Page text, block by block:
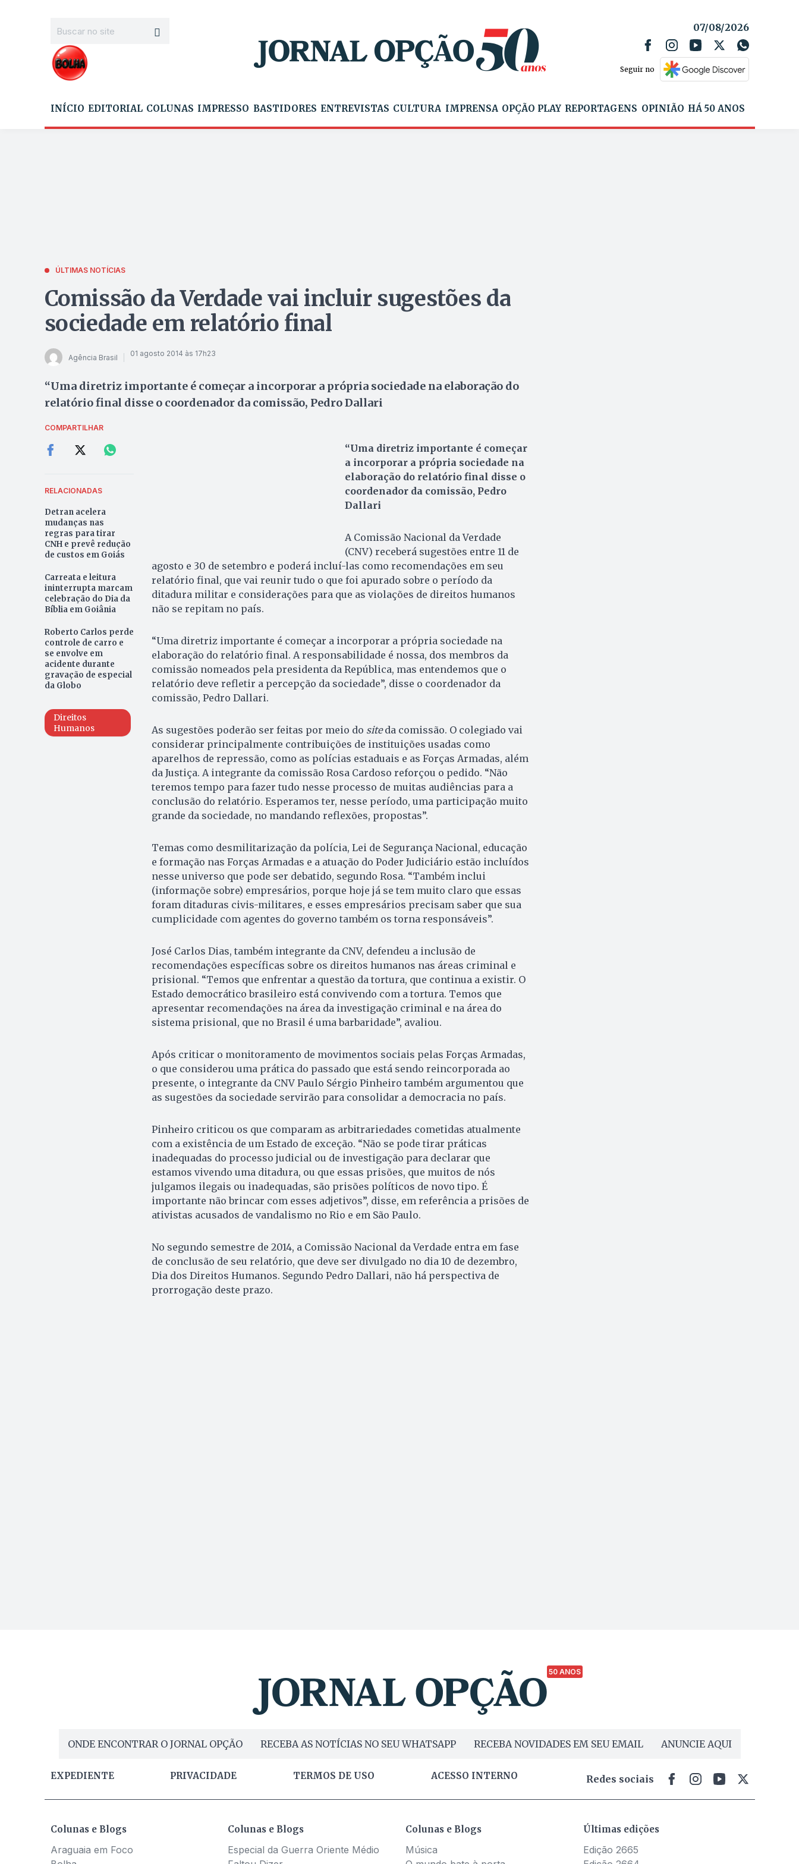
07/08/2026
Seguir no
INÍCIO EDITORIAL COLUNAS IMPRESSO BASTIDORES ENTREVISTAS CULTURA IMPRENSA OPÇÃO PLAY REPORTAGENS OPINIÃO HÁ 50 ANOS
ÚLTIMAS NOTÍCIAS
Comissão da Verdade vai incluir sugestões da
sociedade em relatório final
Agência Brasil 01 agosto 2014 às 17h23
“Uma diretriz importante é começar a incorporar a própria sociedade na elaboração do
relatório final disse o coordenador da comissão, Pedro Dallari
COMPARTILHAR
RELACIONADAS
Detran acelera
mudanças nas
regras para tirar
CNH e prevê redução
de custos em Goiás
Carreata e leitura
ininterrupta marcam
celebração do Dia da
Bíblia em Goiânia
Roberto Carlos perde
controle de carro e
se envolve em
acidente durante
gravação de especial
da Globo
Direitos
Humanos
“Uma diretriz importante é começar
a incorporar a própria sociedade na
elaboração do relatório final disse o
coordenador da comissão, Pedro
Dallari
A Comissão Nacional da Verdade
(CNV) receberá sugestões entre 11 de
agosto e 30 de setembro e poderá incluí-las como recomendações em seu
relatório final, que vai reunir tudo o que foi apurado sobre o período da
ditadura militar e considerações para que as violações de direitos humanos
não se repitam no país.
“Uma diretriz importante é começar a incorporar a própria sociedade na
elaboração do relatório final. A responsabilidade é nossa, dos membros da
comissão nomeados pela presidenta da República, mas entendemos que o
relatório deve refletir a percepção da sociedade”, disse o coordenador da
comissão, Pedro Dallari.
As sugestões poderão ser feitas por meio do site da comissão. O colegiado vai
considerar principalmente contribuições de instituições usadas como
aparelhos de repressão, como as polícias estaduais e as Forças Armadas, além
da Justiça. A integrante da comissão Rosa Cardoso reforçou o pedido. “Não
teremos tempo para fazer tudo nesse processo de muitas audiências para a
conclusão do relatório. Esperamos ter, nesse período, uma participação muito
grande da sociedade, no mandando reflexões, propostas”.
Temas como desmilitarização da polícia, Lei de Segurança Nacional, educação
e formação nas Forças Armadas e a atuação do Poder Judiciário estão incluídos
nesse universo que pode ser debatido, segundo Rosa. “Também inclui
(informaçõe sobre) empresários, porque hoje já se tem muito claro que essas
foram ditaduras civis-militares, e esses empresários precisam saber que sua
cumplicidade com agentes do governo também os torna responsáveis”.
José Carlos Dias, também integrante da CNV, defendeu a inclusão de
recomendações específicas sobre os direitos humanos nas áreas criminal e
prisional. “Temos que enfrentar a questão da tortura, que continua a existir. O
Estado democrático brasileiro está convivendo com a tortura. Temos que
apresentar recomendações na área da investigação criminal e na área do
sistema prisional, que no Brasil é uma barbaridade”, avaliou.
Após criticar o monitoramento de movimentos sociais pelas Forças Armadas,
o que considerou uma prática do passado que está sendo reincorporada ao
presente, o integrante da CNV Paulo Sérgio Pinheiro também argumentou que
as sugestões da sociedade servirão para consolidar a democracia no país.
Pinheiro criticou os que comparam as arbitrariedades cometidas atualmente
com a existência de um Estado de exceção. “Não se pode tirar práticas
inadequadas do processo judicial ou de investigação para declarar que
estamos vivendo uma ditadura, ou que essas prisões, que muitos de nós
julgamos ilegais ou inadequadas, são prisões políticos de novo tipo. É
importante não brincar com esses adjetivos”, disse, em referência a prisões de
ativistas acusados de vandalismo no Rio e em São Paulo.
No segundo semestre de 2014, a Comissão Nacional da Verdade entra em fase
de conclusão de seu relatório, que deve ser divulgado no dia 10 de dezembro,
Dia dos Direitos Humanos. Segundo Pedro Dallari, não há perspectiva de
prorrogação deste prazo.
50 ANOS
ONDE ENCONTRAR O JORNAL OPÇÃO RECEBA AS NOTÍCIAS NO SEU WHATSAPP RECEBA NOVIDADES EM SEU EMAIL ANUNCIE AQUI
EXPEDIENTE PRIVACIDADE TERMOS DE USO ACESSO INTERNO Redes sociais
Colunas e Blogs
Araguaia em Foco
Colunas e Blogs
Especial da Guerra Oriente Médio
Colunas e Blogs
Música
Últimas edições
Edição 2665